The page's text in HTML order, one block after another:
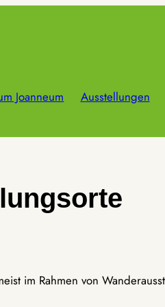
Joanneum Ausstellungen
im Rahmen von